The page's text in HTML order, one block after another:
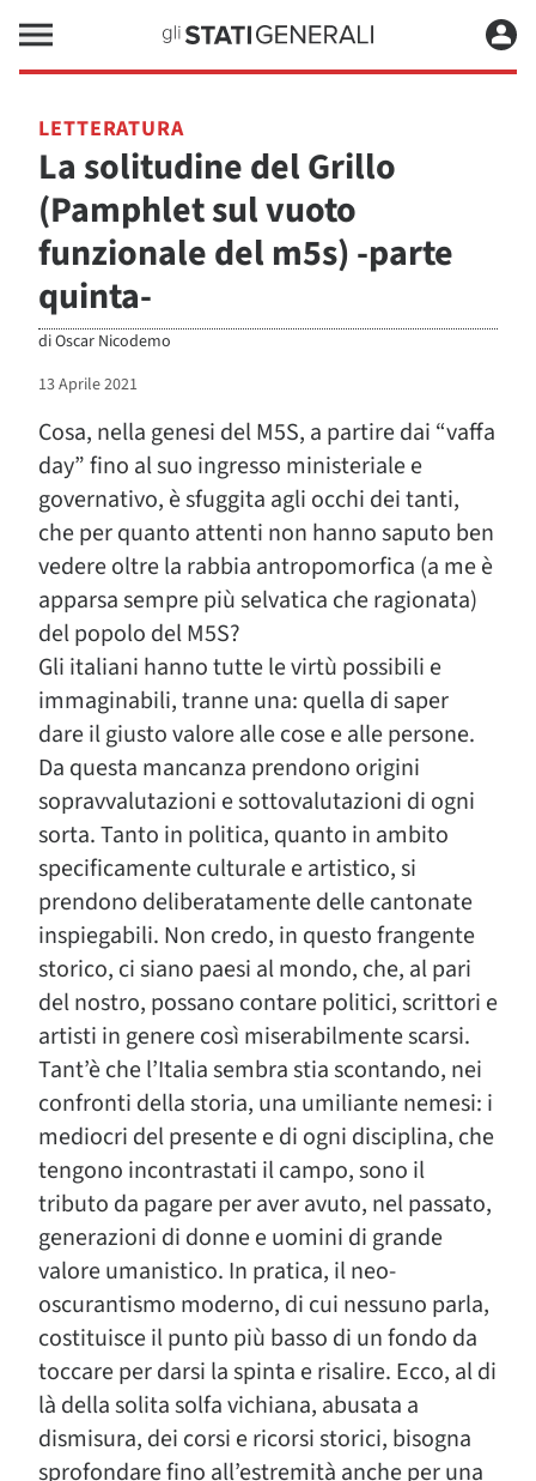
LETTERATURA
La solitudine del Grillo
(Pamphlet sul vuoto
funzionale del m5s) -parte
quinta-
diOscar Nicodemo
13 Aprile 2021
Cosa, nella genesi del M5S, a partire dai “vaffa
day” fino al suo ingresso ministeriale e
governativo, è sfuggita agli occhi dei tanti,
che per quanto attenti non hanno saputo ben
vedere oltre la rabbia antropomorfica (a me è
apparsa sempre più selvatica che ragionata)
del popolo del M5S?
Gli italiani hanno tutte le virtù possibili e
immaginabili, tranne una: quella di saper
dare il giusto valore alle cose e alle persone.
Da questa mancanza prendono origini
sopravvalutazioni e sottovalutazioni di ogni
sorta. Tanto in politica, quanto in ambito
specificamente culturale e artistico, si
prendono deliberatamente delle cantonate
inspiegabili. Non credo, in questo frangente
storico, ci siano paesi al mondo, che, al pari
del nostro, possano contare politici, scrittori e
artisti in genere così miserabilmente scarsi.
Tant’è che l’Italia sembra stia scontando, nei
confronti della storia, una umiliante nemesi: i
mediocri del presente e di ogni disciplina, che
tengono incontrastati il campo, sono il
tributo da pagare per aver avuto, nel passato,
generazioni di donne e uomini di grande
valore umanistico. In pratica, il neo-
oscurantismo moderno, di cui nessuno parla,
costituisce il punto più basso di un fondo da
toccare per darsi la spinta e risalire. Ecco, al di
là della solita solfa vichiana, abusata a
dismisura, dei corsi e ricorsi storici, bisogna
sprofondare fino all’estremità anche per una